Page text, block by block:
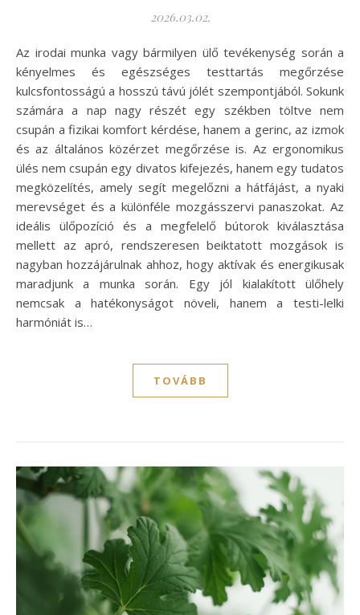
2026.03.02.
Az irodai munka vagy bármilyen ülő tevékenység során a
kényelmes és egészséges testtartás megőrzése
kulcsfontosságú a hosszú távú jólét szempontjából. Sokunk
számára a nap nagy részét egy székben töltve nem
csupán a fizikai komfort kérdése, hanem a gerinc, az izmok
és az általános közérzet megőrzése is. Az ergonomikus
ülés nem csupán egy divatos kifejezés, hanem egy tudatos
megközelítés, amely segít megelőzni a hátfájást, a nyaki
merevséget és a különféle mozgásszervi panaszokat. Az
ideális ülőpozíció és a megfelelő bútorok kiválasztása
mellett az apró, rendszeresen beiktatott mozgások is
nagyban hozzájárulnak ahhoz, hogy aktívak és energikusak
maradjunk a munka során. Egy jól kialakított ülőhely
nemcsak a hatékonyságot növeli, hanem a testi-lelki
harmóniát is…
TOVÁBB